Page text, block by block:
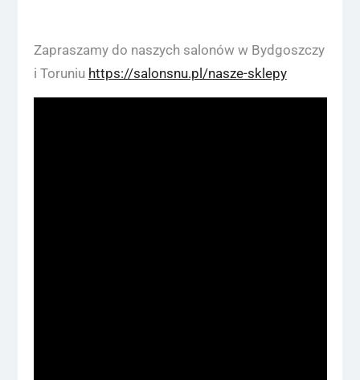
Zapraszamy do naszych salonów w Bydgoszczy
i Toruniu https://salonsnu.pl/nasze-sklepy